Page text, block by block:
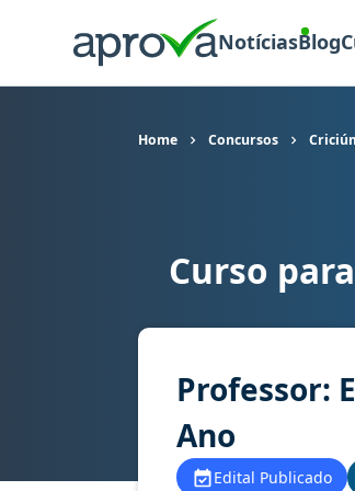
NotíciasBlog
Home Concursos
Curso para concurso
Curso
Professor:
Ano
Edital Publicado